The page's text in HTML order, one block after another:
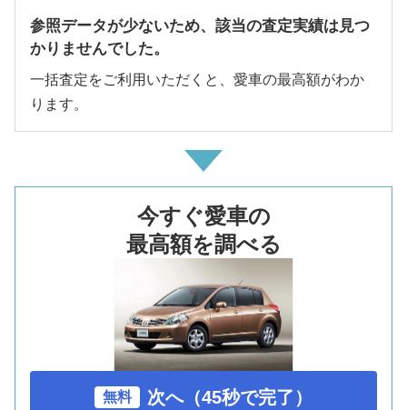
参照データが少ないため、該当の査定実績は見つ
かりませんでした。
一括査定をご利用いただくと、愛車の最高額がわか
ります。
今すぐ愛車の
最高額を調べる
無料 次へ（45秒で完了）